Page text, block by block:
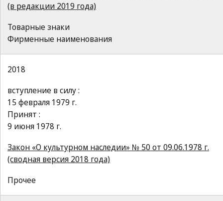
(в редакции 2019 года)
Товарные знаки
Фирменные наименования
2018
вступление в силу :
15 февраля 1979 г.
Принят :
9 июня 1978 г.
Закон «О культурном наследии» № 50 от 09.06.1978 г.
(сводная версия 2018 года)
Прочее